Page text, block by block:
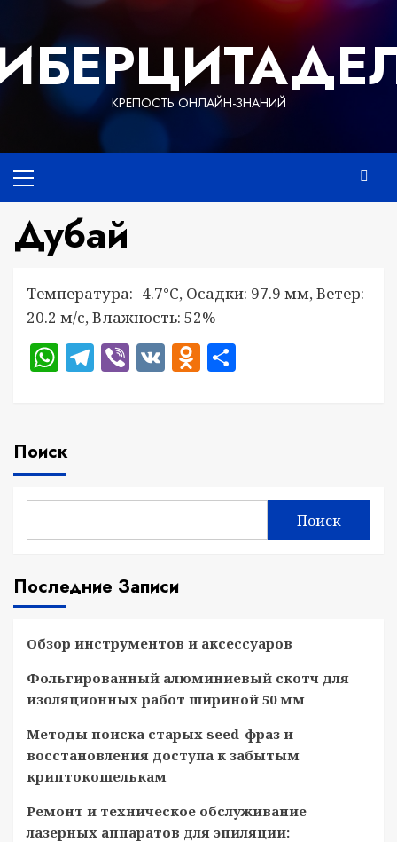
содержимому
КРЕПОСТЬ ОНЛАЙН-ЗНАНИЙ
меню
Дубай
Температура: -4.7°C, Осадки: 97.9 мм, Ветер:
20.2 м/с, Влажность: 52%
WhatsApp
Telegram
Viber
VKOdnoklassniki
Поиск
Поиск
Последние Записи
Обзор инструментов и аксессуаров
Фольгированный алюминиевый скотч для
изоляционных работ шириной 50 мм
Методы поиска старых seed-фраз и
восстановления доступа к забытым
криптокошелькам
Ремонт и техническое обслуживание
лазерных аппаратов для эпиляции: